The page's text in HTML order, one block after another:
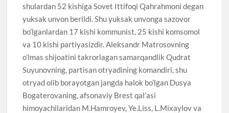
shulardan 52 kishiga Sovet Ittifoqi Qahrahmoni degan
yuksak unvon berildi. Shu yuksak unvonga sazovor
bo’lganlardan 17 kishi kommunist, 25 kishi komsomol
va 10 kishi partiyasizdir. Aleksandr Matrosovning
o’lmas shijoatini takrorlagan samarqandlik Qudrat
Suyunovning, partisan otryadining komandiri, shu
otryad olib borayotgan jangda halok bo’lgan Dusya
Bogaterovaning, afsonaviy Brest qal’asi
himoyachilaridan M.Hamroyev, Ye.Liss, L.Mixaylov va